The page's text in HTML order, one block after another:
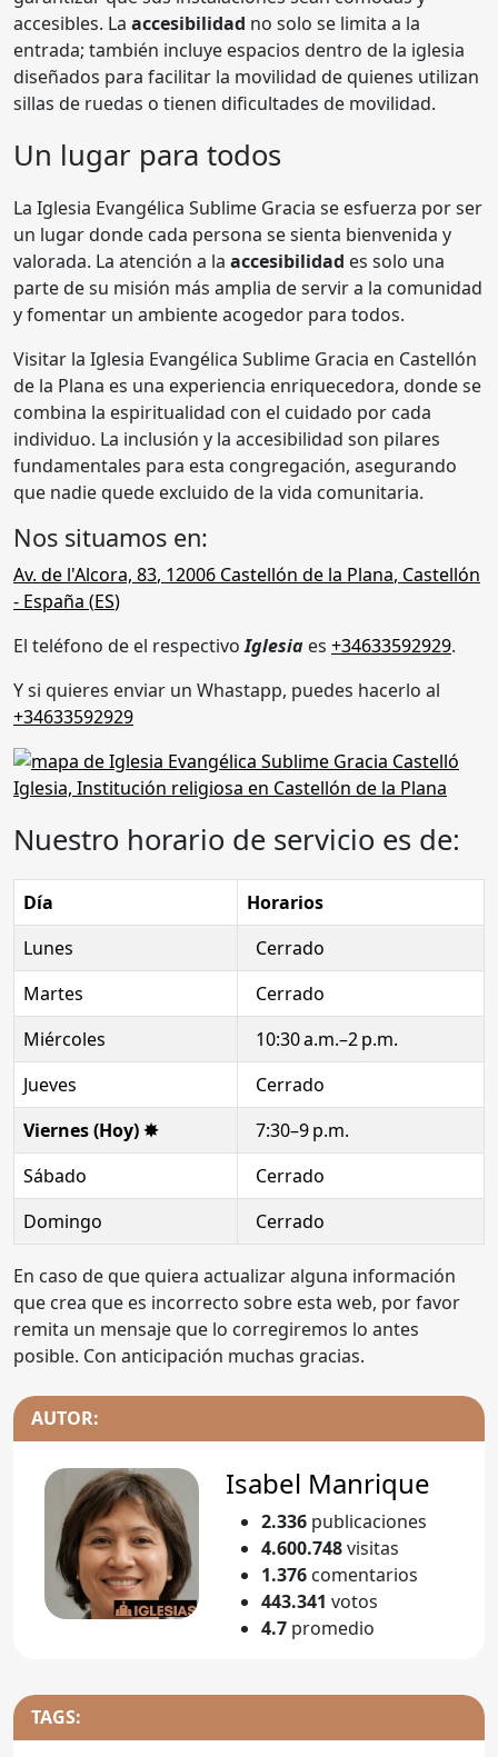
accesibles. La accesibilidad no solo se limita a la
entrada; también incluye espacios dentro de la iglesia
diseñados para facilitar la movilidad de quienes utilizan
sillas de ruedas o tienen dificultades de movilidad.
Un lugar para todos
La Iglesia Evangélica Sublime Gracia se esfuerza por ser
un lugar donde cada persona se sienta bienvenida y
valorada. La atención a la accesibilidad es solo una
parte de su misión más amplia de servir a la comunidad
y fomentar un ambiente acogedor para todos.
Visitar la Iglesia Evangélica Sublime Gracia en Castellón
de la Plana es una experiencia enriquecedora, donde se
combina la espiritualidad con el cuidado por cada
individuo. La inclusión y la accesibilidad son pilares
fundamentales para esta congregación, asegurando
que nadie quede excluido de la vida comunitaria.
Nos situamos en:
Av. de l'Alcora, 83, 12006 Castellón de la Plana, Castellón
- España (ES)
El teléfono de el respectivoIglesia es +34633592929.
Y si quieres enviar un Whastapp, puedes hacerlo al
+34633592929
Nuestro horario de servicio es de:
Día
Horarios
Lunes
Cerrado
Martes
Cerrado
Miércoles
10:30 a.m.–2 p.m.
Jueves
Cerrado
Viernes (Hoy) ✸
7:30–9 p.m.
Sábado
Cerrado
Domingo
Cerrado
En caso de que quiera actualizar alguna información
que crea que es incorrecto sobre esta web, por favor
remita un mensaje que lo corregiremos lo antes
posible. Con anticipación muchas gracias.
AUTOR:
Isabel Manrique
2.336 publicaciones
4.600.748visitas
1.376 comentarios
443.341 votos
4.7 promedio
TAGS: